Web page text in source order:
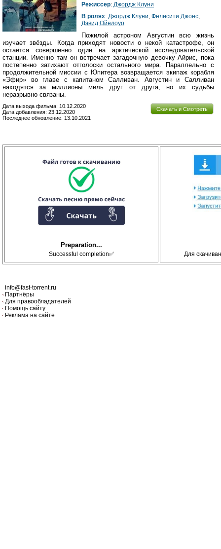
Режиссер: Джордж Клуни
В ролях: Джордж Клуни Фелисити Джонс
Дэвид Ойелоуо
Пожилой астроном Августин всю жизнь
изучает звёзды. Когда приходят новости о некой катастрофе, он
остаётся совершенно один на арктической исследовательской
станции. Именно там он встречает загадочную девочку Айрис, пока
постепенно затихают отголоски остального мира. Параллельно с
продолжительной миссии с Юпитера возвращается экипаж корабля
«Эфир» во главе с капитаном Салливан. Августин и Салливан
находятся за миллионы миль друг от друга, но их судьбы
неразрывно связаны.
Скачать и Смотреть
Дата выхода фильма: 10.12.2020
Дата добавления: 23.12.2020
Последнее обновление: 13.10.2021
Preparation...
Successful completion✅ Для
info@fast-torrent.ru
Партнёры
Для правообладателей
Помощь сайту
Реклама на сайте